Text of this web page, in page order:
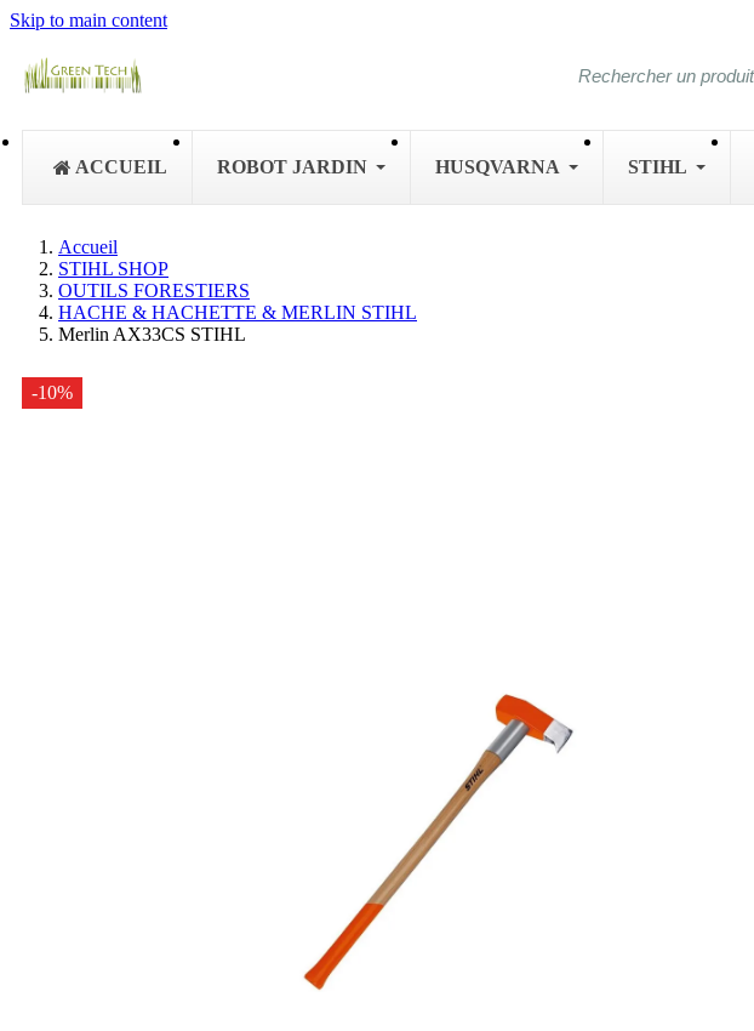
Skip to main content
ACCUEIL ROBOT JARDIN HUSQVARNA STIHL
Accueil
STIHL SHOP
OUTILS FORESTIERS
HACHE & HACHETTE & MERLIN STIHL
Merlin AX33CS STIHL
-10%